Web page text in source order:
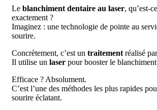
Le blanchiment dentaire au laser, qu’est-
exactement ?
Imaginez : une technologie de pointe au
sourire.
Concrètement, c’est un traitementréalisé
Il utilise un laser pour booster le
Efficace ? Absolument.
C’est l’une des méthodes les plus rapides
sourire éclatant.